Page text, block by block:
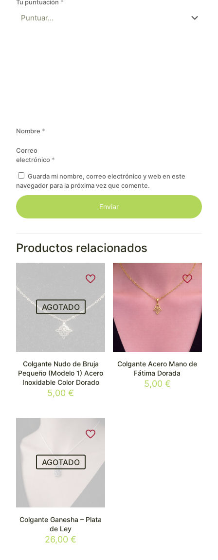
Tu puntuación *
Nombre *
Correo
electrónico *
Guarda mi nombre, correo electrónico y web en este
navegador para la próxima vez que comente.
Productos relacionados
AGOTADO
Colgante Nudo de Bruja
Pequeño (Modelo 1) Acero
Inoxidable Color Dorado
5,00€
Colgante Acero Mano de
Fátima Dorada
5,00 €
AGOTADO
Colgante Ganesha – Plata
de Ley
26,00€